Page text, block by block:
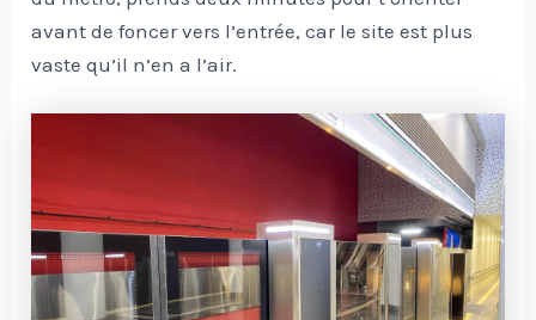
avant de foncer vers l’entrée, car le site est plus
vaste qu’il n’en a l’air.